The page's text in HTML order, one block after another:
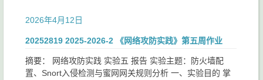
2026年4月12日
20252819 2025-2026-2 《网络攻防实践》第五周作业
摘要： 网络攻防实践 实验五 报告 实验主题：防火墙配
置、Snort入侵检测与蜜网网关规则分析 一、实验目的 掌